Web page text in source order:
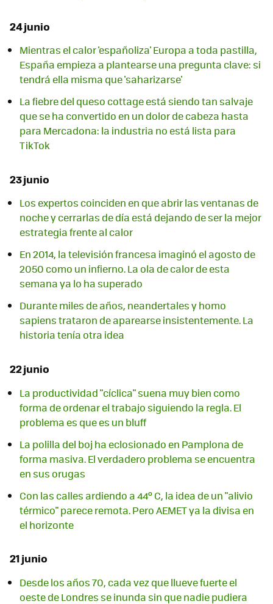
24 junio
Mientras el calor 'españoliza' Europa a toda pastilla,
España empieza a plantearse una pregunta clave: si
tendrá ella misma que 'saharizarse'
La fiebre del queso cottage está siendo tan salvaje
que se ha convertido en un dolor de cabeza hasta
para Mercadona: la industria no está lista para
TikTok
23 junio
Los expertos coinciden en que abrir las ventanas de
noche y cerrarlas de día está dejando de ser la mejor
estrategia frente al calor
En 2014, la televisión francesa imaginó el agosto de
2050 como un infierno. La ola de calor de esta
semana ya lo ha superado
Durante miles de años, neandertales y homo
sapiens trataron de aparearse insistentemente. La
historia tenía otra idea
22 junio
La productividad "cíclica" suena muy bien como
forma de ordenar el trabajo siguiendo la regla. El
problema es que es un bluff
La polilla del boj ha eclosionado en Pamplona de
forma masiva. El verdadero problema se encuentra
en sus orugas
Con las calles ardiendo a 44º C, la idea de un "alivio
térmico" parece remota. Pero AEMET ya la divisa en
el horizonte
21 junio
Desde los años 70, cada vez que llueve fuerte el
oeste de Londres se inunda sin que nadie pudiera